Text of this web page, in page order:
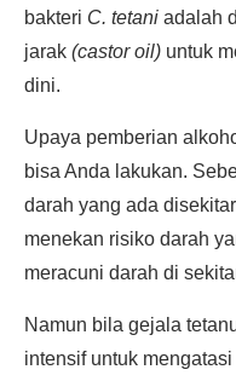
bakteri C. tetani adalah
jarak (castor oil) untuk
dini.
Upaya pemberian
bisa Anda lakukan.
darah yang ada
menekan risiko darah
meracuni darah di
Namun bila gejala
intensif untuk